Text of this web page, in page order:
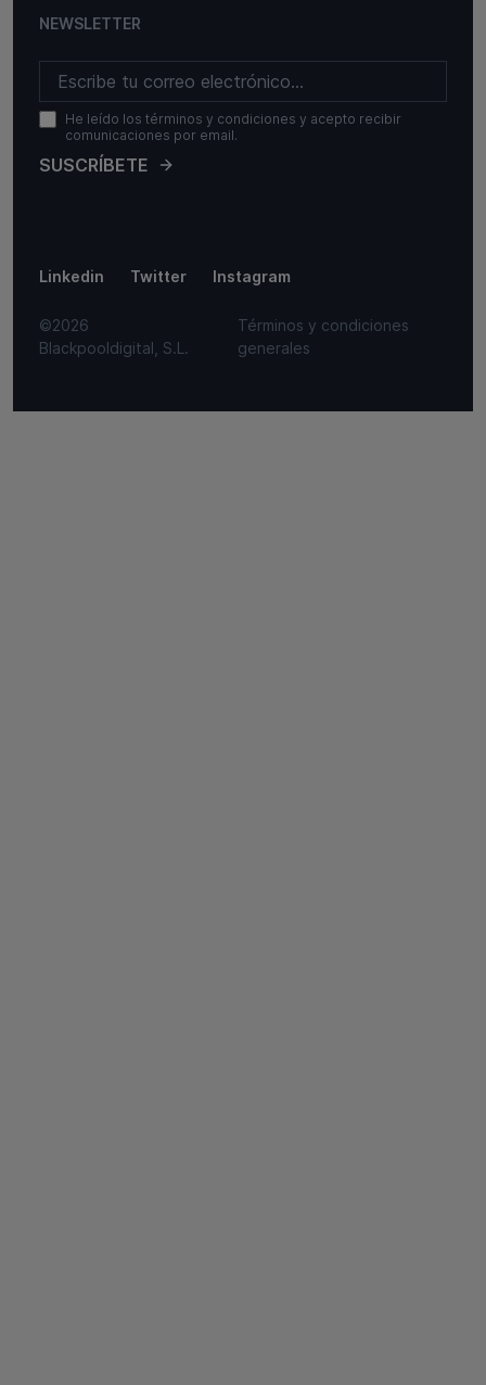
NEWSLETTER
He leído los términos y condiciones y acepto recibir
comunicaciones por email.
SUSCRÍBETE
Linkedin Twitter Instagram
©2026
Blackpooldigital, S.L.
Términos y condiciones
generales